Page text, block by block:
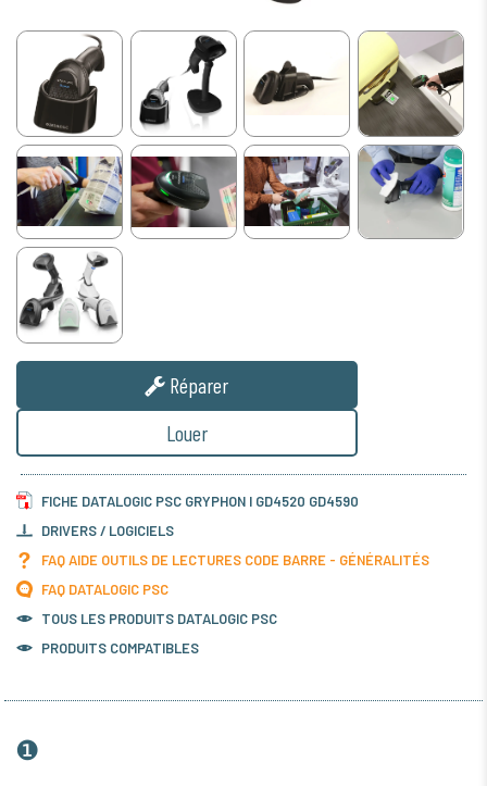
Réparer
Louer
FICHE DATALOGIC PSC GRYPHON I GD4520 GD4590
DRIVERS / LOGICIELS
FAQ AIDE OUTILS DE LECTURES CODE BARRE - GÉNÉRALITÉS
FAQ DATALOGIC PSC
TOUS LES PRODUITS DATALOGIC PSC
PRODUITS COMPATIBLES
❶